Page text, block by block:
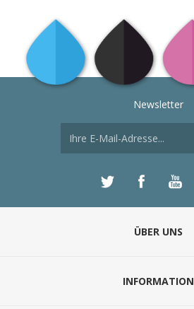
Newsletter
ÜBER UNS
INFORMATION